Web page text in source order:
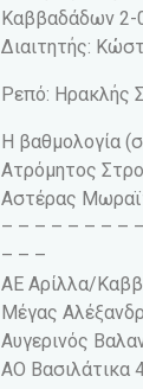
Καββαδάδων 2-
Διαιτητής:
Ρεπό: Ηρακλής
Η βαθμολογία
Ατρόμητος
Αστέρας
– – – – – – – –
– – –
ΑΕ Αρίλλα/
Μέγας
Αυγερινός
ΑΟ Βασιλάτικα